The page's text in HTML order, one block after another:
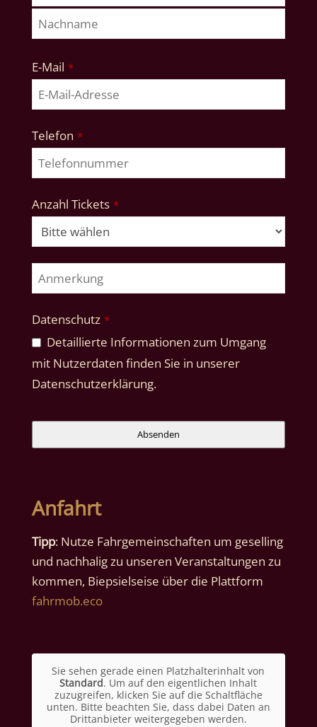
E-Mail *
Telefon *
Anzahl Tickets *
Datenschutz *
Detaillierte Informationen zum Umgang
mit Nutzerdaten finden Sie in unserer
Datenschutzerklärung.
Contact
Absenden
Anfahrt
Tipp: Nutze Fahrgemeinschaften um geselling
und nachhalig zu unseren Veranstaltungen zu
kommen, Biepsielseise über die Plattform
fahrmob.eco
Sie sehen gerade einen Platzhalterinhalt von
Standard. Um auf den eigentlichen Inhalt
zuzugreifen, klicken Sie auf die Schaltfläche
unten. Bitte beachten Sie, dass dabei Daten an
Drittanbieter weitergegeben werden.